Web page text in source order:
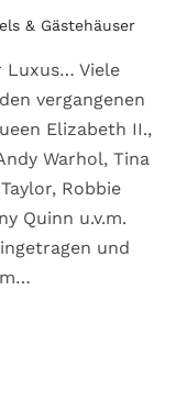
& Gästehäuser
Luxus… Viele
vergangenen
Elizabeth II.,
Warhol, Tina
Robbie
Quinn u.v.m.
und